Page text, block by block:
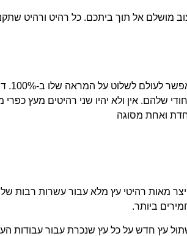
מושלם אל תוך ביתכם. כל רהיט ורהיט
בניגוד לברזל, פלסטיק, בטון ובד, עץ
שלהם. אין ולא יהיו שני רהיטים מעץ כפרי
ואחת מסוגה
מאות רהיטי עץ מלא עבור עשרות רבות
ביותר.
עץ חדש על כל עץ שנכרת עבור עבודות